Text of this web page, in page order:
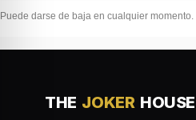
Puede darse de baja en cualquier
THE JOKER HOUSE